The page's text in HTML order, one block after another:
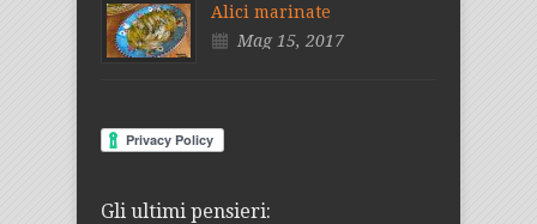
Alici marinate
Mag 15, 2017
Gli ultimi pensieri: